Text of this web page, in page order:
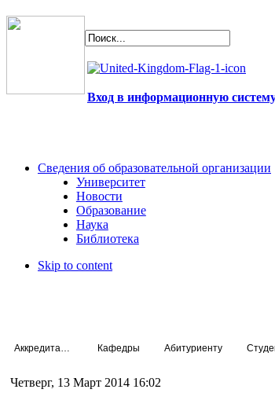
Вход в информационную
Сведения об образовательной организации
Университет
Новости
Образование
Наука
Библиотека
Skip to content
Кафедры Абитуриенту
Четверг, 13 Март 2014 16:02